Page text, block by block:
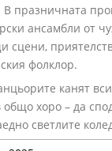
празничната
ансамбли от
сцени,
фолклор.
канят
хоро – да
светлите